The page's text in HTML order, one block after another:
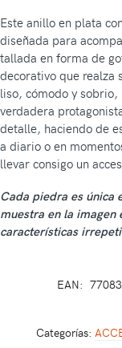
Este anillo en plata
diseñada para
tallada en forma de
decorativo que realza
liso, cómodo y
verdadera
detalle, haciendo de
a diario o en
llevar consigo un
Cada piedra es única
muestra en la imagen
características
EAN:
Categorías: